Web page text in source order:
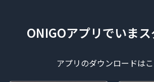
ONIGOアプリでいま
アプリのダウンロードは